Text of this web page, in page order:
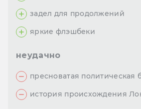
задел для продолжений
яркие флэшбеки
неудачно
пресноватая политическая
история происхождения